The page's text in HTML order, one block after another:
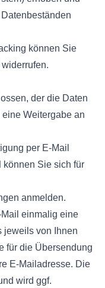
können Sie
der die Daten
Weitergabe an
per E-Mail
können Sie sich für
anmelden.
einmalig eine
jeweils von Ihnen
für die Übersendung
E-Mailadresse. Die
wird ggf.